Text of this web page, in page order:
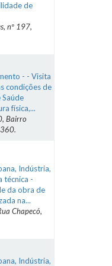
de
nº 197,
- - Visita
condições de
física,...
Bairro
Indústria,
técnica -
da obra de
na...
Chapecó,
Indústria,